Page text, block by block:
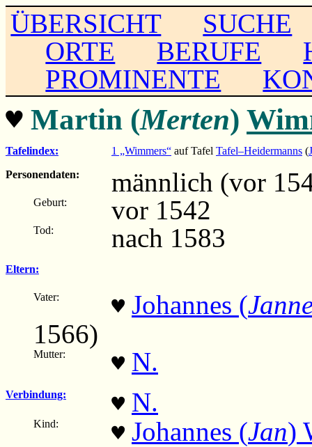
ÜBERSICHT
SUCHE
ORTE
BERUFE
PROMINENTE
♥ Martin (Merten)
Tafelindex: 1 „Wimmers“ auf Tafel Tafel–Heidermanns (
Personendaten:
männlich (vor
Geburt: vor 1542
Tod: nach 1583
Eltern:
Vater: ♥ Johannes (
1566)
Mutter: ♥ N.
Verbindung: ♥ N.
Kind: ♥ Johannes (Jan)